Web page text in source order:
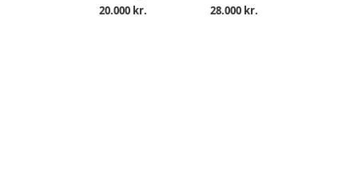
20.000 kr.
28.000 kr.